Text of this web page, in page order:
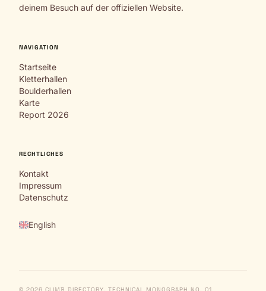
deinem Besuch auf der offiziellen Website.
NAVIGATION
Startseite
Kletterhallen
Boulderhallen
Karte
Report 2026
RECHTLICHES
Kontakt
Impressum
Datenschutz
English